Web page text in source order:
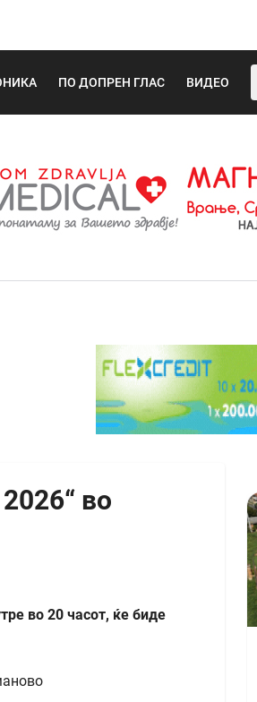
ПО ДОПРЕН ГЛАС ВИДЕО
во
во 20 часот, ќе биде